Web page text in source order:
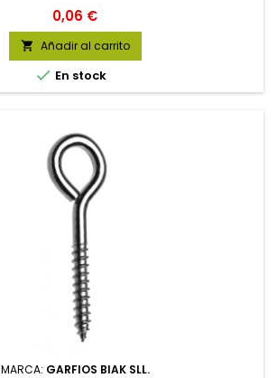
Precio
0,06 €
 Añadir al carrito
 En stock
MARCA: GARFIOS BIAK SLL.